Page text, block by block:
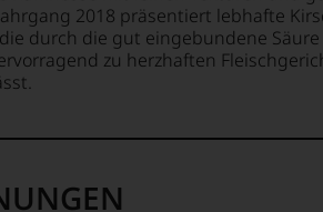
2018 präsentiert lebhafte
durch die gut eingebundene
zu herzhaften